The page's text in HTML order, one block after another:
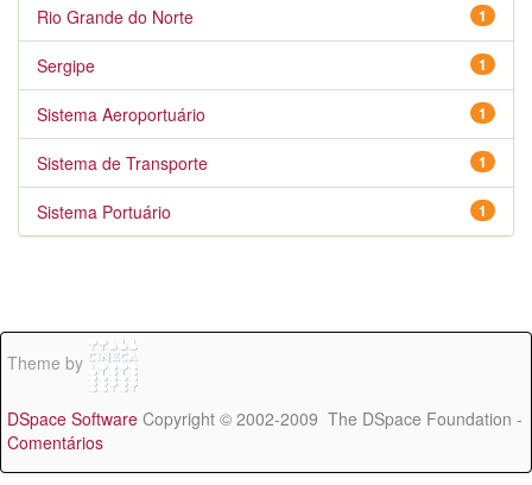
1
Rio Grande do Norte
1
Sergipe
1
Sistema Aeroportuário
1
Sistema de Transporte
1
Sistema Portuário
Theme by
DSpace Software Copyright © 2002-2009 The DSpace Foundation -
Comentários